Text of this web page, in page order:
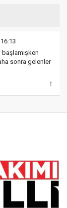
sonra gelenler